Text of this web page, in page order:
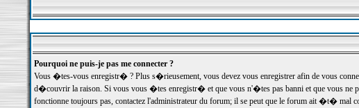
Pourquoi ne puis-je pas me connecter ?
Vous �tes-vous enregistr� ? Plus s�rieusement, vous devez vous enregistrer afin de vous
d�couvrir la raison. Si vous vous �tes enregistr� et que vous n'�tes pas banni et que vous
fonctionne toujours pas, contactez l'administrateur du forum; il se peut que le forum ait �t� mal